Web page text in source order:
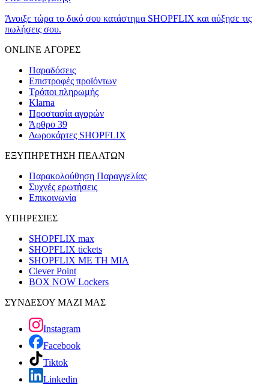
Άνοιξε τώρα το δικό σου κατάστημα SHOPFLIX και αύξησε τις
πωλήσεις σου.
ONLINE ΑΓΟΡΕΣ
Παραδόσεις
Επιστροφές προϊόντων
Τρόποι πληρωμής
Klarna
Προστασία αγορών
Άρθρο 39
Δωροκάρτες SHOPFLIX
ΕΞΥΠΗΡΕΤΗΣΗ ΠΕΛΑΤΩΝ
Παρακολούθηση Παραγγελίας
Συχνές ερωτήσεις
Επικοινωνία
ΥΠΗΡΕΣΙΕΣ
SHOPFLIX max
SHOPFLIX tickets
SHOPFLIX ΜΕ ΤΗ ΜΙΑ
Clever Point
BOX NOW Lockers
ΣΥΝΔΕΣΟΥ ΜΑΖΙ ΜΑΣ
Instagram
Facebook
Tiktok
Linkedin